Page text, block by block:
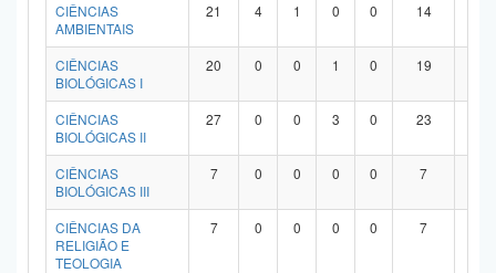
CIÊNCIAS
AMBIENTAIS
21 4 1 0 0 14
CIÊNCIAS
BIOLÓGICAS I
20 0 0 1 0 19
CIÊNCIAS
BIOLÓGICAS II
27 0 0 3 0 23
CIÊNCIAS
BIOLÓGICAS III
7 0 0 0 0 7
CIÊNCIAS DA
RELIGIÃO E
TEOLOGIA
7 0 0 0 0 7